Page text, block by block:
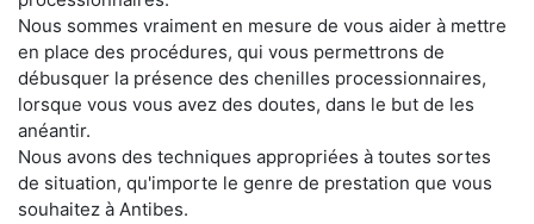
Nous sommes vraiment en mesure de vous aider à mettre
en place des procédures, qui vous permettrons de
débusquer la présence des chenilles processionnaires,
lorsque vous vous avez des doutes, dans le but de les
anéantir.
Nous avons des techniques appropriées à toutes sortes
de situation, qu'importe le genre de prestation que vous
souhaitez à Antibes.